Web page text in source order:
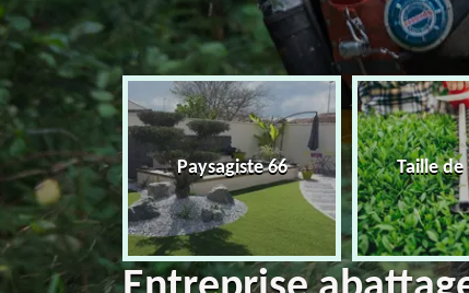
66 Paysagiste 66 Taille de